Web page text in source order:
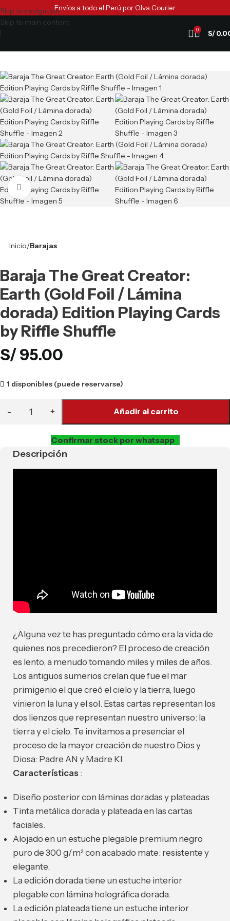
Skip to navigation
Skip to main content
Envíos a todo el Perú por Olva Courier
0 S/
Clic para ampliar
Inicio Barajas
Baraja The Great Creator:
Earth (Gold Foil / Lámina
dorada) Edition Playing Cards
by Riffle Shuffle
S/95.00
1 disponibles (puede reservarse)
Añadir al carrito
Confirmar stock por whatsapp
Descripción
¿Alguna vez te has preguntado cómo era la vida de
quienes nos precedieron? El proceso de creación
es lento, a menudo tomando miles y miles de años.
Los antiguos sumerios creían que fue el mar
primigenio el que creó el cielo y la tierra, luego
vinieron la luna y el sol. Estas cartas representan los
dos lienzos que representan nuestro universo: la
tierra y el cielo. Te invitamos a presenciar el
proceso de la mayor creación de nuestro Dios y
Diosa: Padre AN y Madre KI.
Características :
Diseño posterior con láminas doradas y plateadas
Tinta metálica dorada y plateada en las cartas
faciales.
Alojado en un estuche plegable premium negro
puro de 300 g/m² con acabado mate: resistente y
elegante.
La edición dorada tiene un estuche interior
plegable con lámina holográfica dorada.
La edición plateada tiene un estuche interior